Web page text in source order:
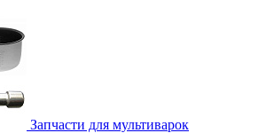
Запчасти для мультиварок